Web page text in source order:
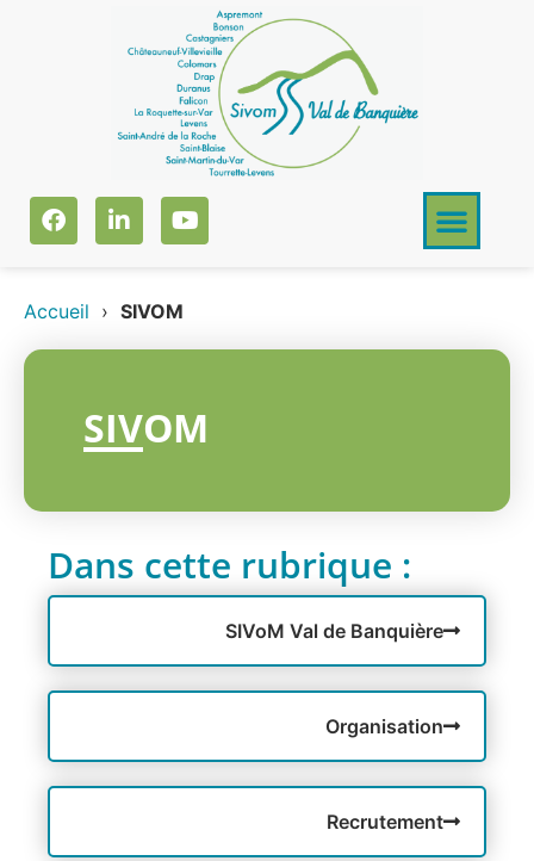
Accueil › SIVOM
SIVOM
Dans cette rubrique :
SIVoM Val de Banquière
Organisation
Recrutement